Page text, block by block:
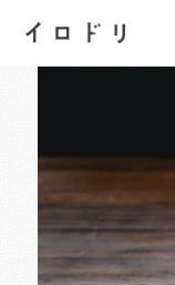
イロドリ